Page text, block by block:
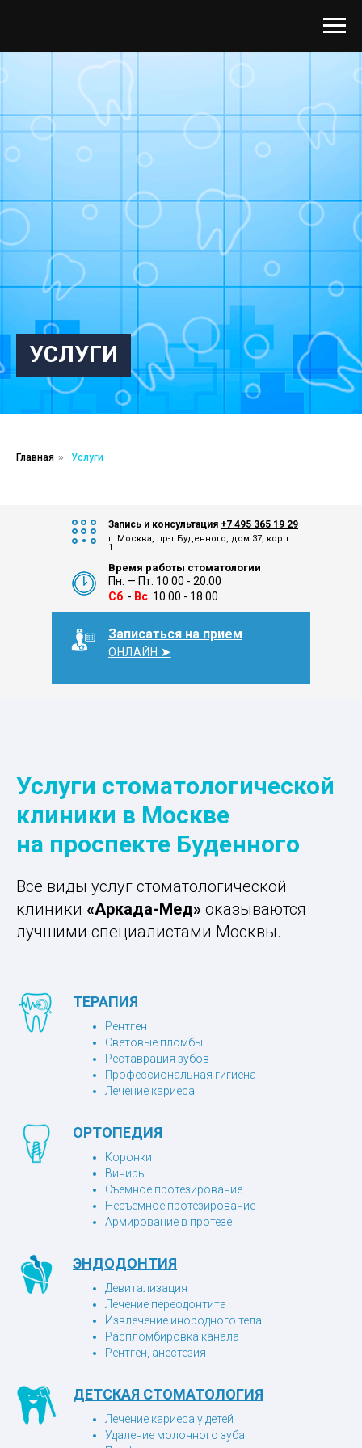
УСЛУГИ
Главная » Услуги
Запись и консультация +7 495 365 19 29
г. Москва, пр-т Буденного, дом 37, корп.
1
Время работы стоматологии
Записаться на прием
ОНЛАЙН ➤
Пн. — Пт. 10.00 - 20.00
Сб . - Вс . 10.00 - 18.00
Услуги стоматологической
клиники в Москве
на проспекте Буденного
Все виды услуг стоматологической
клиники «Аркада-Мед» оказываются
лучшими специалистами Москвы.
ТЕРАПИЯ
Рентген
Световые пломбы
Реставрация зубов
Профессиональная гигиена
Лечение кариеса
ОРТОПЕДИЯ
Коронки
Виниры
Съемное протезирование
Несъемное протезирование
Армирование в протезе
ЭНДОДОНТИЯ
Девитализация
Лечение переодонтита
Извлечение инородного тела
Распломбировка канала
Рентген, анестезия
ДЕТСКАЯ СТОМАТОЛОГИЯ
Лечение кариеса у детей
Удаление молочного зуба